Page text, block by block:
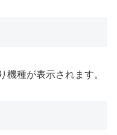
機種が表示されます。